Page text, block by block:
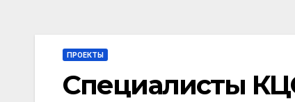
ПРОЕКТЫ
Специалисты